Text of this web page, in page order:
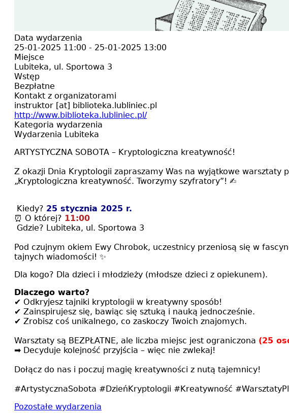
Data wydarzenia
25-01-2025 11:00 - 25-01-2025 13:00
Miejsce
Lubiteka, ul. Sportowa 3
Wstęp
Bezpłatne
Kontakt z organizatorami
instruktor [at] biblioteka.lubliniec.pl
http://www.biblioteka.lubliniec.pl/
Kategoria wydarzenia
Wydarzenia Lubiteka
ARTYSTYCZNA SOBOTA – Kryptologiczna kreatywność!
Z okazji Dnia Kryptologii zapraszamy Was na wyjątkowe warsztaty
„Kryptologiczna kreatywność. Tworzymy szyfratory”! ✍️
Kiedy? 25 stycznia 2025 r.
⏰ O której? 11:00
Gdzie? Lubiteka, ul. Sportowa 3
Pod czujnym okiem Ewy Chrobok, uczestnicy przeniosą się w
tajnych wiadomości! ✨
Dla kogo? Dla dzieci i młodzieży (młodsze dzieci z opiekunem).
Dlaczego warto?
✔️ Odkryjesz tajniki kryptologii w kreatywny sposób!
✔️ Zainspirujesz się, bawiąc się sztuką i nauką jednocześnie.
✔️ Zrobisz coś unikalnego, co zaskoczy Twoich znajomych.
Warsztaty są BEZPŁATNE, ale liczba miejsc jest ograniczona (25
➡️ Decyduje kolejność przyjścia – więc nie zwlekaj!
Dołącz do nas i poczuj magię kreatywności z nutą tajemnicy!
#ArtystycznaSobota #DzieńKryptologii #Kreatywność
Pozostałe wydarzenia